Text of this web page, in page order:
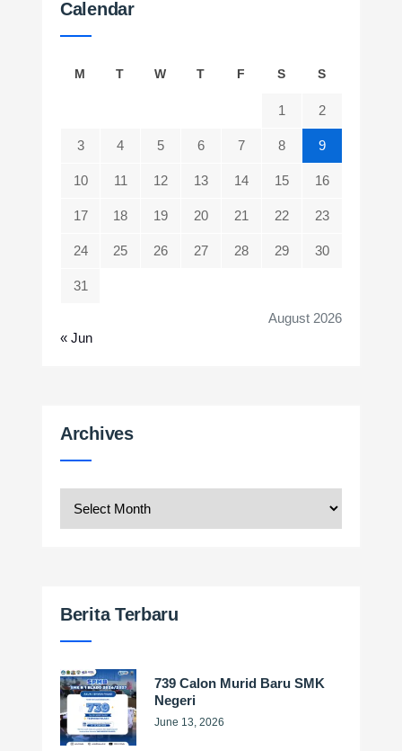
Calendar
August 2026
M T W T F S S
1 2
3 4 5 6 7 8 9
10 11 12 13 14 15 16
17 18 19 20 21 22 23
24 25 26 27 28 29 30
31
« Jun
ArchivesArchives
Berita Terbaru
739 Calon Murid Baru SMK
Negeri
June 13, 2026